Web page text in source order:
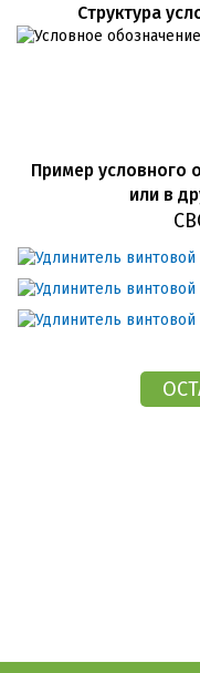
Cтруктура
Пример условного
или в